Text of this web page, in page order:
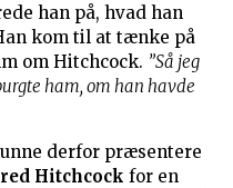
han på, hvad han
kom til at tænke på
om Hitchcock. ”Så jeg
ham, om han havde
derfor præsentere
Hitchcock for en